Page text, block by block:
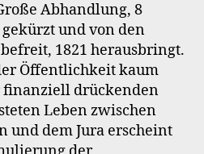
Abhandlung, 8
und von den
1821 herausbringt.
Öffentlichkeit kaum
finanziell drückenden
Leben zwischen
und dem Jura erscheint